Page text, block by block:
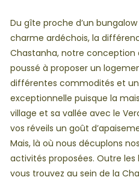
Du gîte proche d’un
charme ardéchois, la
Chastanha, notre conception
poussé à proposer un
différentes commodités et
exceptionnelle puisque la
village et sa vallée avec le
vos réveils un goût
Mais, là où nous décuplons
activités proposées. Outre les
vous trouvez au sein de la